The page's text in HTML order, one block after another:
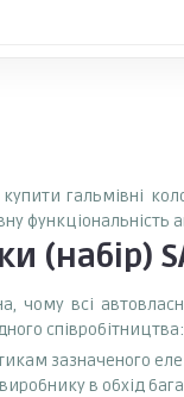
гальмівні
(набір)
всі
співробітництва:
зазначеного
в обхід